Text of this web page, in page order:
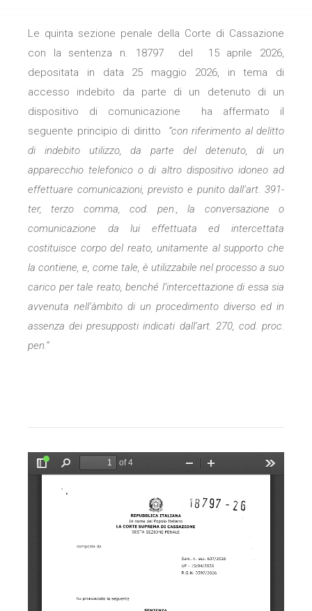
Le quinta sezione penale della Corte di Cassazione
con la sentenza n. 18797 del 15 aprile 2026,
depositata in data 25 maggio 2026, in tema di
accesso indebito da parte di un detenuto di un
dispositivo di comunicazione ha affermato il
seguente principio di diritto “con riferimento al delitto
di indebito utilizzo, da parte del detenuto, di un
apparecchio telefonico o di altro dispositivo idoneo ad
effettuare comunicazioni, previsto e punito dall’art. 391-
ter, terzo comma, cod. pen., la conversazione o
comunicazione da lui effettuata ed intercettata
costituisce corpo del reato, unitamente al supporto che
la contiene, e, come tale, è utilizzabile nel processo a suo
carico per tale reato, benché l’intercettazione di essa sia
avvenuta nell’àmbito di un procedimento diverso ed in
assenza dei presupposti indicati dall’art. 270, cod. proc.
pen.“